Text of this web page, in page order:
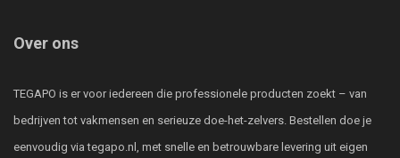
Over ons
TEGAPO is er voor iedereen die professionele producten zoekt – van
bedrijven tot vakmensen en serieuze doe-het-zelvers. Bestellen doe je
eenvoudig via tegapo.nl, met snelle en betrouwbare levering uit eigen